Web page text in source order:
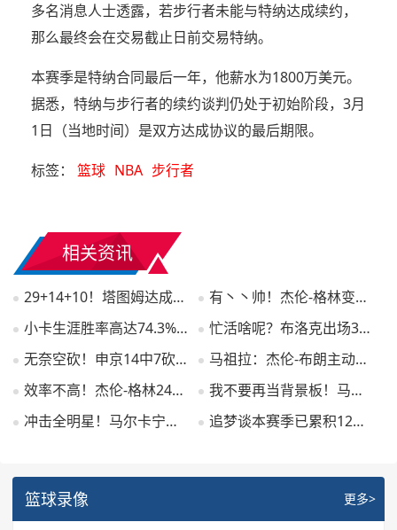
多名消息人士透露，若步行者未能与特纳达成续约，
那么最终会在交易截止日前交易特纳。
本赛季是特纳合同最后一年，他薪水为1800万美元。
据悉，特纳与步行者的续约谈判仍处于初始阶段，3月
1日（当地时间）是双方达成协议的最后期限。
标签： 篮球 NBA 步行者
相关资讯
29+14+10！塔图姆达成个人生涯第二次三双！
有丶丶帅！杰伦-格林变向钻人缝蓄力战斧暴扣
小卡生涯胜率高达74.3%历史第一 魔术师&拉里-伯德分列二三
忙活啥呢？布洛克出场36分半 1投0中怒砍0分4犯规！
无奈空砍！申京14中7砍下20分14板3助 第二节独取10分
马祖拉：杰伦-布朗主动要求防东契奇 球队要一次次地拿出这种表现
效率不高！杰伦-格林24投8中拿到全队最高30分 正负值-12
我不要再当背景板！马尔卡宁爆砍生涯新高49分+0失误0犯规
冲击全明星！马尔卡宁近6场场均可砍33.8分10.5板 命中率51.2%
追梦谈本赛季已累积12次技犯：不管怎样 我都会被禁赛一场
篮球录像 更多>